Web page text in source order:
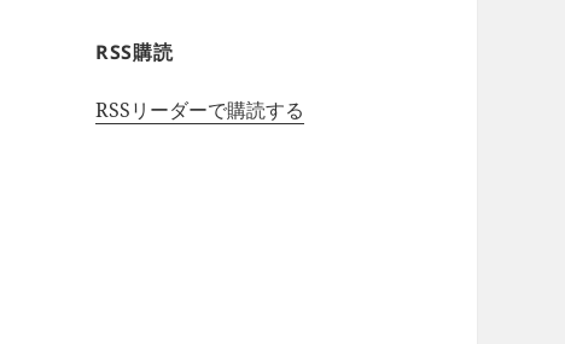
RSS購読
RSSリーダーで購読する